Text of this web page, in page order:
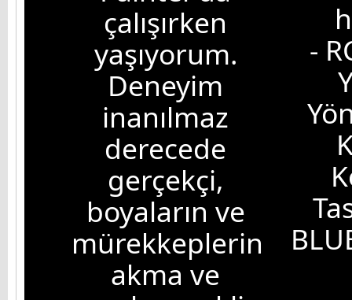
çalışırken
yaşıyorum.
Deneyim
inanılmaz
derecede
gerçekçi,
boyaların ve
mürekkeplerin
akma ve
-